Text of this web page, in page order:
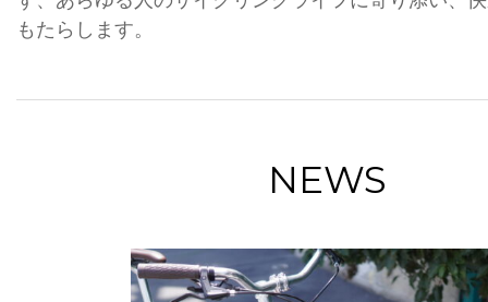
もたらします。
NEWS